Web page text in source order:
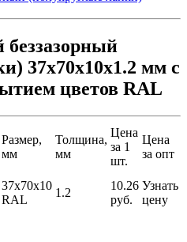
37х70х10х1.2 мм с
цветов RAL
Размер,
мм
Толщина,
мм
Цена
за 1
шт.
Цена
за опт
37х70х10
RAL
1.2
10.26
руб.
Узнать
цену